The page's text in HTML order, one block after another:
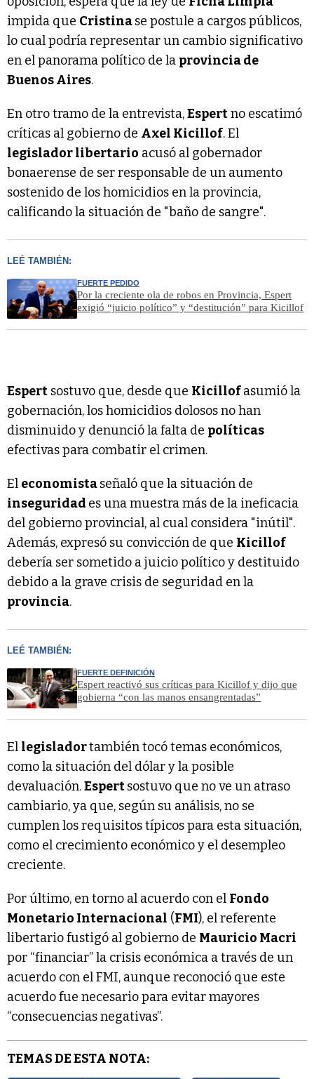
impida que Cristinase postule a cargos públicos,
lo cual podría representar un cambio significativo
en el panorama político de la provincia de
Buenos Aires.
En otro tramo de la entrevista,Espertno escatimó
críticas al gobierno de Axel Kicillof. El
legislador libertario acusó al gobernador
bonaerense de ser responsable de un aumento
sostenido de los homicidios en la provincia,
calificando la situación de "baño de sangre".
LEÉ TAMBIÉN:
FUERTE PEDIDO
Por la creciente ola de robos en Provincia, Espert
exigió “juicio político” y “destitución” para Kicillof
Espert sostuvo que, desde que Kicillofasumió la
gobernación, los homicidios dolosos no han
disminuido y denunció la falta de políticas
efectivas para combatir el crimen.
El economistaseñaló que la situación de
inseguridad es una muestra más de la ineficacia
del gobierno provincial, al cual considera "inútil".
Además, expresó su convicción de que Kicillof
debería ser sometido a juicio político y destituido
debido a la grave crisis de seguridad en la
provincia.
LEÉ TAMBIÉN:
FUERTE DEFINICIÓN
Espert reactivó sus críticas para Kicillof y dijo que
gobierna “con las manos ensangrentadas”
El legisladortambién tocó temas económicos,
como la situación del dólar y la posible
devaluación.Espertsostuvo que no ve un atraso
cambiario, ya que, según su análisis, no se
cumplen los requisitos típicos para esta situación,
como el crecimiento económico y el desempleo
creciente.
Por último, en torno al acuerdo con el Fondo
Monetario Internacional (FMI), el referente
libertario fustigó al gobierno de Mauricio Macri
por “financiar” la crisis económica a través de un
acuerdo con el FMI, aunque reconoció que este
acuerdo fue necesario para evitar mayores
“consecuencias negativas”.
TEMAS DE ESTA NOTA: